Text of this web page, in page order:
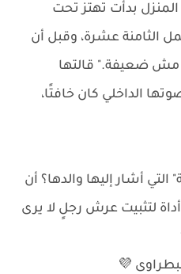
بدأت تهتز تحت
الثامنة عشرة، وقبل أن
مش ضعيفة." قالتها
الداخلي كان خافتًا،
أشار إليها والدها؟ أن
لتثبيت عرش رجلٍ لا يرى
💜